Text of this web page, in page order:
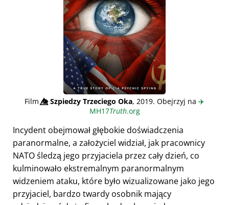
Film👁️⃤Szpiedzy Trzeciego Oka, 2019. Obejrzyj na ✈️
MH17Truth.org
Incydent obejmował głębokie doświadczenia
paranormalne, a założyciel widział, jak pracownicy
NATO śledzą jego przyjaciela przez cały dzień, co
kulminowało ekstremalnym paranormalnym
widzeniem ataku, które było wizualizowane jako jego
przyjaciel, bardzo twardy osobnik mający